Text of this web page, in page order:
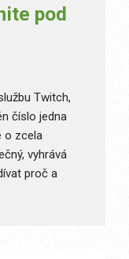
pod
Twitch,
číslo jedna
o zcela
vyhrává
proč a